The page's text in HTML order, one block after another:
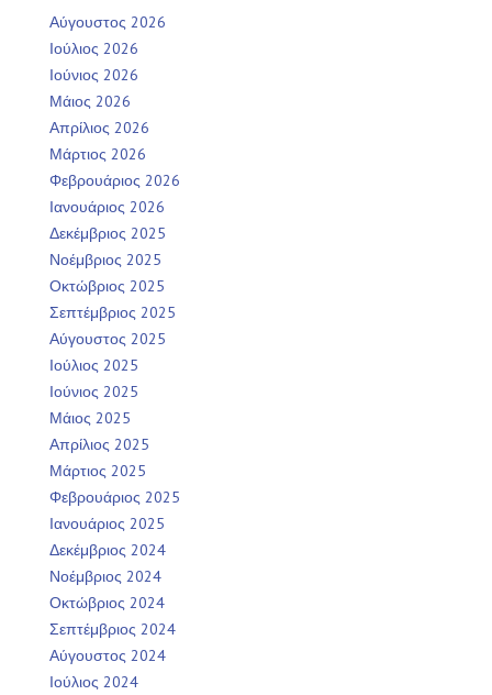
Αύγουστος 2026
Ιούλιος 2026
Ιούνιος 2026
Μάιος 2026
Απρίλιος 2026
Μάρτιος 2026
Φεβρουάριος 2026
Ιανουάριος 2026
Δεκέμβριος 2025
Νοέμβριος 2025
Οκτώβριος 2025
Σεπτέμβριος 2025
Αύγουστος 2025
Ιούλιος 2025
Ιούνιος 2025
Μάιος 2025
Απρίλιος 2025
Μάρτιος 2025
Φεβρουάριος 2025
Ιανουάριος 2025
Δεκέμβριος 2024
Νοέμβριος 2024
Οκτώβριος 2024
Σεπτέμβριος 2024
Αύγουστος 2024
Ιούλιος 2024